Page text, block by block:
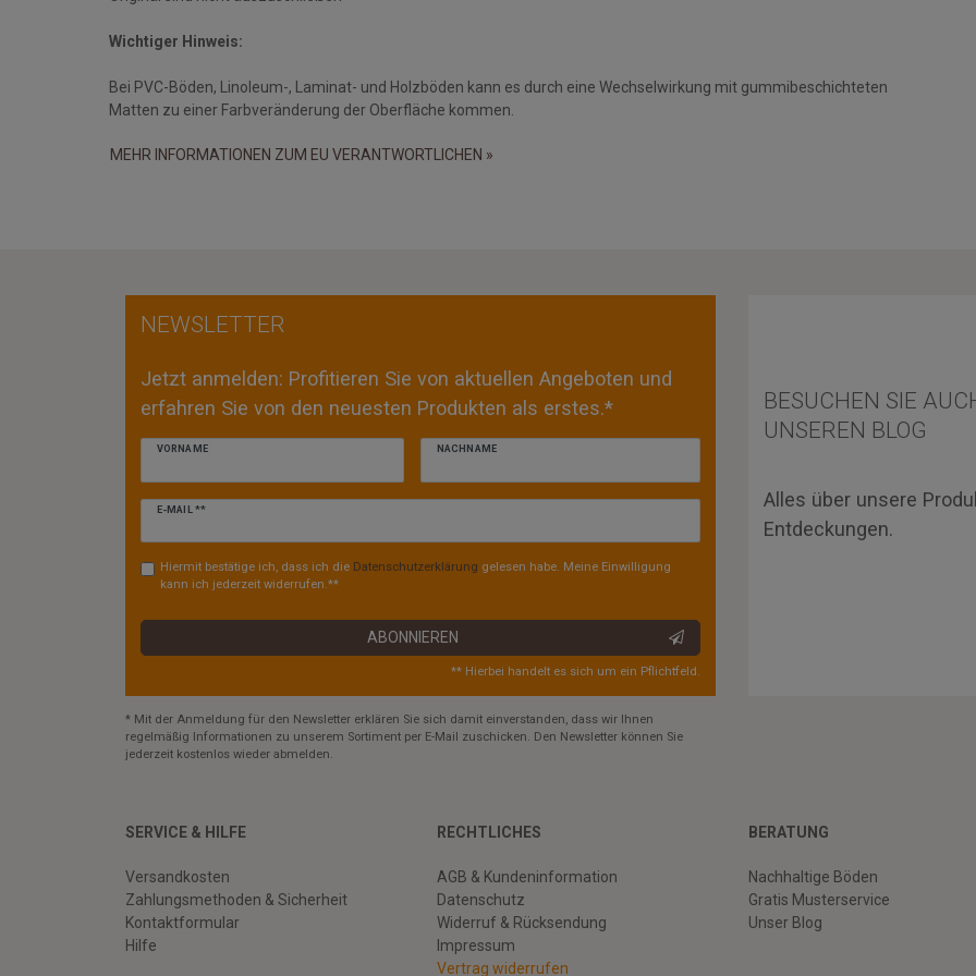
Wichtiger Hinweis:
Bei PVC-Böden, Linoleum-, Laminat- und Holzböden kann es durch eine Wechselwirkung mit gummibeschichteten
Matten zu einer Farbveränderung der Oberfläche kommen.
MEHR INFORMATIONEN ZUM EU VERANTWORTLICHEN »
NEWSLETTER
Jetzt anmelden: Profitieren Sie von aktuellen Angeboten und
erfahren Sie von den neuesten Produkten als erstes.*
VORNAME NACHNAME
E-MAIL **
Newsletter
Hiermit bestätige ich, dass ich die Daten­schutz­erklärung gelesen habe. Meine Einwilligung
kann ich jederzeit widerrufen.**
ABONNIEREN
** Hierbei handelt es sich um ein Pflichtfeld.
BESUCHEN SIE
UNSEREN BLOG
Alles über unsere
Entdeckungen.
* Mit der Anmeldung für den Newsletter erklären Sie sich damit einverstanden, dass wir Ihnen
regelmäßig Informationen zu unserem Sortiment per E-Mail zuschicken. Den Newsletter können Sie
jederzeit kostenlos wieder abmelden.
SERVICE & HILFE
Versandkosten
Zahlungsmethoden & Sicherheit
Kontaktformular
Hilfe
RECHTLICHES
AGB & Kundeninformation
Datenschutz
Widerruf & Rücksendung
Impressum
Vertrag widerrufen
BERATUNG
Nachhaltige Böden
Gratis Musterservice
Unser Blog